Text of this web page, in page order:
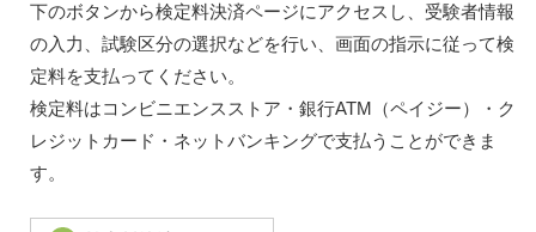
下のボタンから検定料決済ページにアクセスし、受験者情報
の入力、試験区分の選択などを行い、画面の指示に従って検
定料を支払ってください。
検定料はコンビニエンスストア・銀行ATM（ペイジー）・ク
レジットカード・ネットバンキングで支払うことができま
す。